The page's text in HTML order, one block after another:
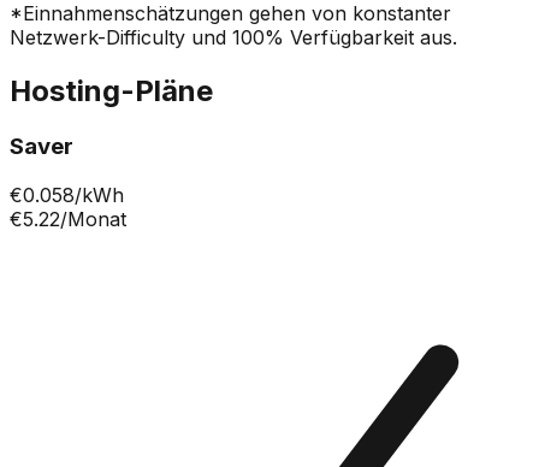
*Einnahmenschätzungen gehen von konstanter
Netzwerk-Difficulty und 100% Verfügbarkeit aus.
Hosting-Pläne
Saver
€0.058/kWh
€5.22/Monat